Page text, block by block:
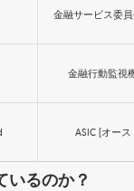
金融サービス委
金融行動監視
ASIC (オー
いるのか？